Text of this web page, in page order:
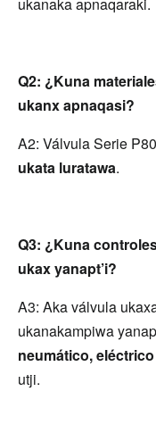
Q2: ¿Kuna
ukanx apnaqasi?
A2: Válvula Serie
ukata luratawa.
Q3: ¿Kuna
ukax yanapt’i?
A3: Aka válvula
ukanakampiwa
neumático,
utji.